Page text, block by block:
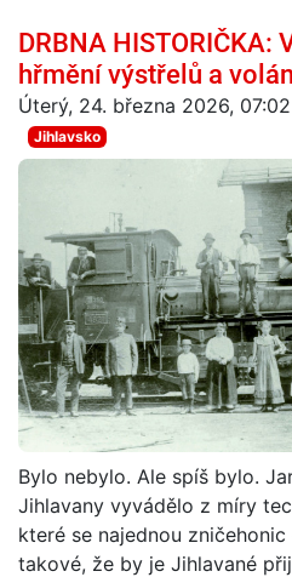
DRBNA
hřmění výstřelů a
Úterý, 24. března 2026, 07:02
Jihlavsko
Bylo nebylo. Ale spíš bylo.
Jihlavany vyvádělo z míry
které se najednou
takové, že by je Jihlavané